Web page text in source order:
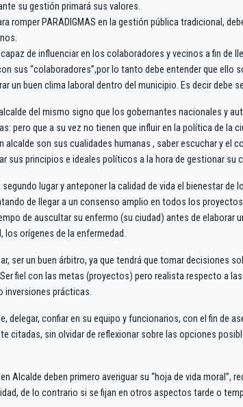
su gestión primará sus valores.
romper PARADIGMAS en la gestión pública tradicional,
capaz de influenciar en los colaboradores y vecinos a fin de
sus “colaboradores”,por lo tanto debe entender que ello
un buen clima laboral dentro del municipio. Es decir debe
del mismo signo que los gobernantes nacionales y
pero que a su vez no tienen que influir en la política de la
alcalde son sus cualidades humanas , saber escuchar y el
sus principios e ideales políticos a la hora de gestionar su
lugar y anteponer la calidad de vida el bienestar de
de llegar a un consenso amplio en todos los
de auscultar su enfermo (su ciudad) antes de elaborar
los orígenes de la enfermedad.
ser un buen árbitro, ya que tendrá que tomar decisiones
fiel con las metas (proyectos) pero realista respecto a
inversiones prácticas.
delegar, confiar en su equipo y funcionarios, con el fin de
citadas, sin olvidar de reflexionar sobre las opciones
Alcalde deben primero averiguar su “hoja de vida moral”,
de lo contrario si se fijan en otros aspectos tarde o